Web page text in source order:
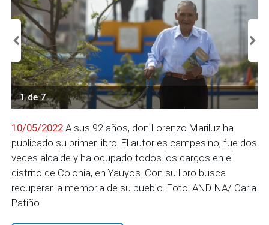
1 de 7
10/05/2022 A sus 92 años, don Lorenzo Mariluz ha
publicado su primer libro. El autor es campesino, fue dos
veces alcalde y ha ocupado todos los cargos en el
distrito de Colonia, en Yauyos. Con su libro busca
recuperar la memoria de su pueblo. Foto: ANDINA/ Carla
Patiño